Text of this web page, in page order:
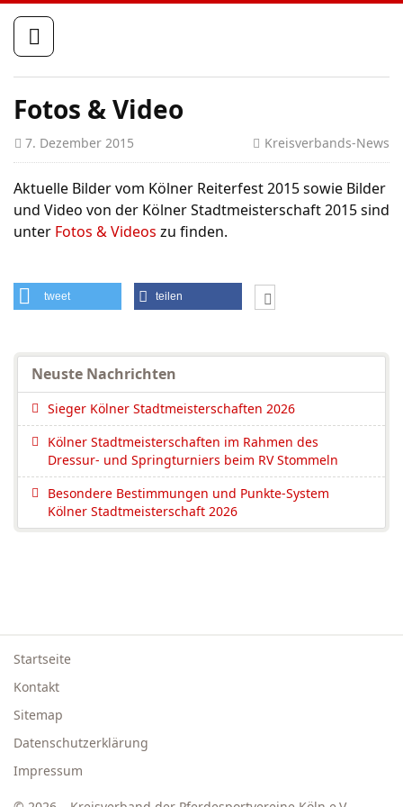
Fotos & Video
7. Dezember 2015 Kreisverbands-News
Aktuelle Bilder vom Kölner Reiterfest 2015 sowie Bilder
und Video von der Kölner Stadtmeisterschaft 2015 sind
unter Fotos & Videos zu finden.
tweet teilen
Neuste Nachrichten
Sieger Kölner Stadtmeisterschaften 2026
Kölner Stadtmeisterschaften im Rahmen des
Dressur- und Springturniers beim RV Stommeln
Besondere Bestimmungen und Punkte-System
Kölner Stadtmeisterschaft 2026
Startseite
Kontakt
Sitemap
Datenschutzerklärung
Impressum